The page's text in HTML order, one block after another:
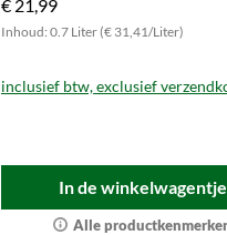
€ 21,99
Inhoud: 0.7 Liter (€ 31,41/Liter)
inclusief btw, exclusief
In de winkelwagentje
Alle